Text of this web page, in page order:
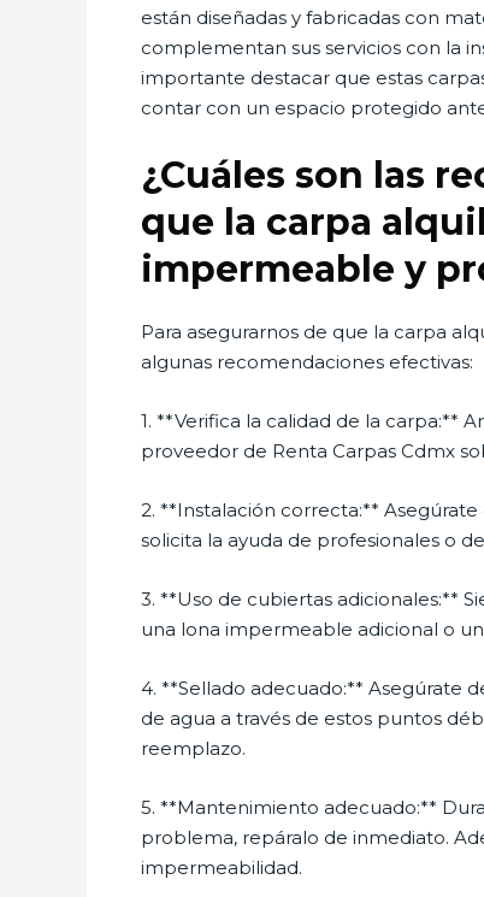
están diseñadas y fabricadas con
complementan sus servicios con la
importante destacar que estas
contar con un espacio protegido
¿Cuáles son las
que la carpa
impermeable y
Para asegurarnos de que la carpa
algunas recomendaciones efectivas:
1. **Verifica la calidad de la carpa:**
proveedor de Renta Carpas Cdmx
2. **Instalación correcta:**
solicita la ayuda de profesionales o
3. **Uso de cubiertas adicionales:**
una lona impermeable adicional o
4. **Sellado adecuado:** Asegúrate
de agua a través de estos puntos
reemplazo.
5. **Mantenimiento adecuado:**
problema, repáralo de inmediato.
impermeabilidad.